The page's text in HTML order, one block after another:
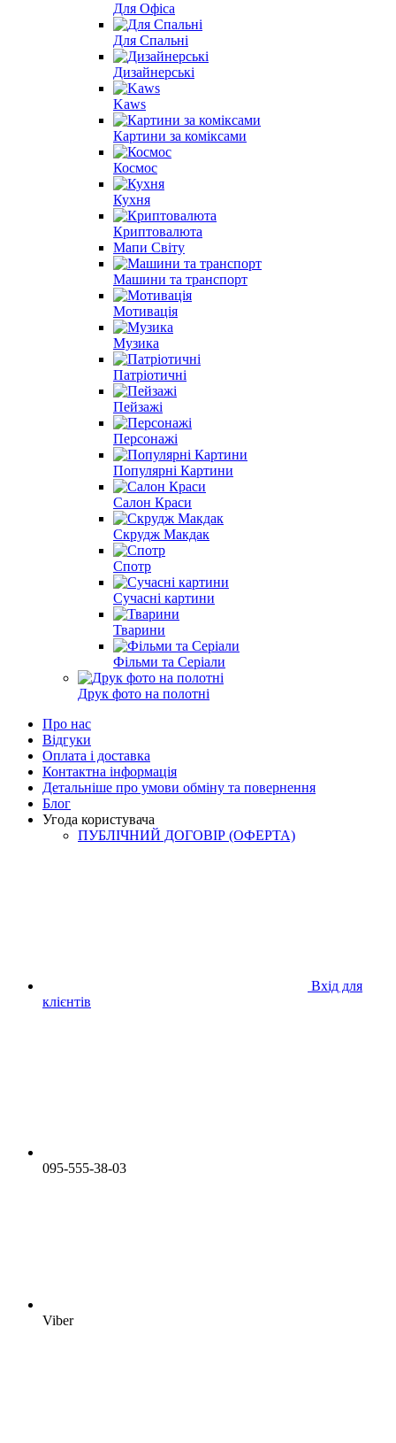
Для Офіса
Для Спальні
Дизайнерські
Kaws
Картини за коміксами
Космос
Кухня
Криптовалюта
Мапи Світу
Машини та транспорт
Мотивація
Музика
Патріотичні
Пейзажі
Персонажі
Популярні Картини
Салон Краси
Скрудж Макдак
Спотр
Сучасні картини
Тварини
Фільми та Серіали
Друк фото на полотні
Про нас
Відгуки
Оплата і доставка
Контактна інформація
Детальніше про умови обміну та повернення
Блог
Угода користувача
ПУБЛІЧНИЙ ДОГОВІР (ОФЕРТА)
Вхід для
клієнтів
095-555-38-03
Viber